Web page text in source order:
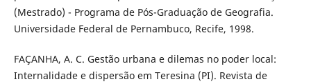
(Mestrado) - Programa de Pós-Graduação de Geografia.
Universidade Federal de Pernambuco, Recife, 1998.
FAÇANHA, A. C. Gestão urbana e dilemas no poder local:
Internalidade e dispersão em Teresina (PI). Revista de